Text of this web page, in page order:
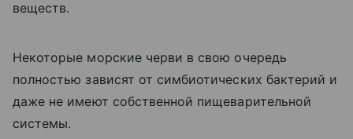
веществ.
Некоторые морские черви в свою очередь
полностью зависят от симбиотических бактерий и
даже не имеют собственной пищеварительной
системы.